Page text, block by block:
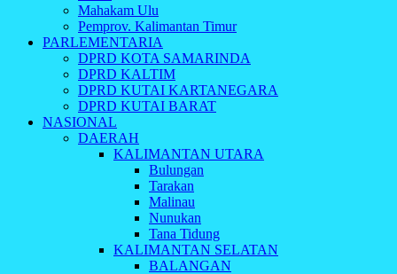
Mahakam Ulu
Pemprov. Kalimantan Timur
PARLEMENTARIA
DPRD KOTA SAMARINDA
DPRD KALTIM
DPRD KUTAI KARTANEGARA
DPRD KUTAI BARAT
NASIONAL
DAERAH
KALIMANTAN UTARA
Bulungan
Tarakan
Malinau
Nunukan
Tana Tidung
KALIMANTAN SELATAN
BALANGAN